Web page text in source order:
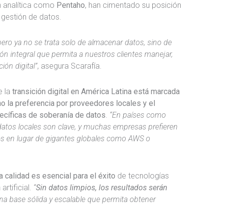
analítica como Pentaho, han cimentado su posición
de datos.
ya no se trata solo de almacenar datos, sino de
integral que permita a nuestros clientes manejar,
digital”, asegura Scarafía.
la transición digital en América Latina está marcada
la preferencia por proveedores locales y el
de soberanía de datos. “En países como
locales son clave, y muchas empresas prefieren
en lugar de gigantes globales como AWS o
calidad es esencial para el éxito de tecnologías
artificial. “Sin datos limpios, los resultados serán
base sólida y escalable que permita obtener